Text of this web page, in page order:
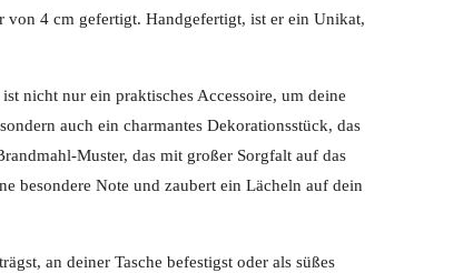
von 4 cm gefertigt. Handgefertigt, ist er ein Unikat,
nicht nur ein praktisches Accessoire, um deine
auch ein charmantes Dekorationsstück, das
Muster, das mit großer Sorgfalt auf das
besondere Note und zaubert ein Lächeln auf dein
an deiner Tasche befestigst oder als süßes